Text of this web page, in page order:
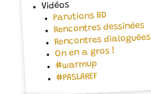
Vidéos
Parutions BD
Rencontres dessinées
Rencontres dialoguées
On en a gros !
#warmup
#PASLAREF